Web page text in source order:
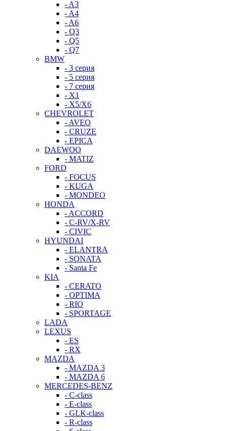
- A3
- A4
- A6
- Q3
- Q5
- Q7
BMW
- 3 серия
- 5 серия
- 7 серия
- X1
- X5/X6
CHEVROLET
- AVEO
- CRUZE
- EPICA
DAEWOO
- MATIZ
FORD
- FOCUS
- KUGA
- MONDEO
HONDA
- ACCORD
- C-RV/X-RV
- CIVIC
HYUNDAI
- ELANTRA
- SONATA
- Santa Fe
KIA
- CERATO
- OPTIMA
- RIO
- SPORTAGE
LADA
LEXUS
- ES
- RX
MAZDA
- MAZDA 3
- MAZDA 6
MERCEDES-BENZ
- C-class
- E-class
- GLK-class
- R-class